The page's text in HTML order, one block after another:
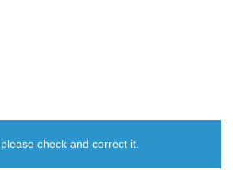
check and correct it.